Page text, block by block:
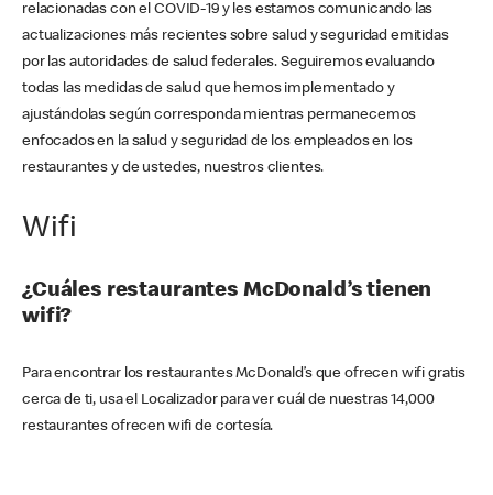
relacionadas con el COVID-19 y les estamos comunicando las
actualizaciones más recientes sobre salud y seguridad emitidas
por las autoridades de salud federales. Seguiremos evaluando
todas las medidas de salud que hemos implementado y
ajustándolas según corresponda mientras permanecemos
enfocados en la salud y seguridad de los empleados en los
restaurantes y de ustedes, nuestros clientes.
Wifi
¿Cuáles restaurantes McDonald’s tienen
wifi?
Para encontrar los restaurantes McDonald’s que ofrecen wifi gratis
cerca de ti, usa el Localizador para ver cuál de nuestras 14,000
restaurantes ofrecen wifi de cortesía.